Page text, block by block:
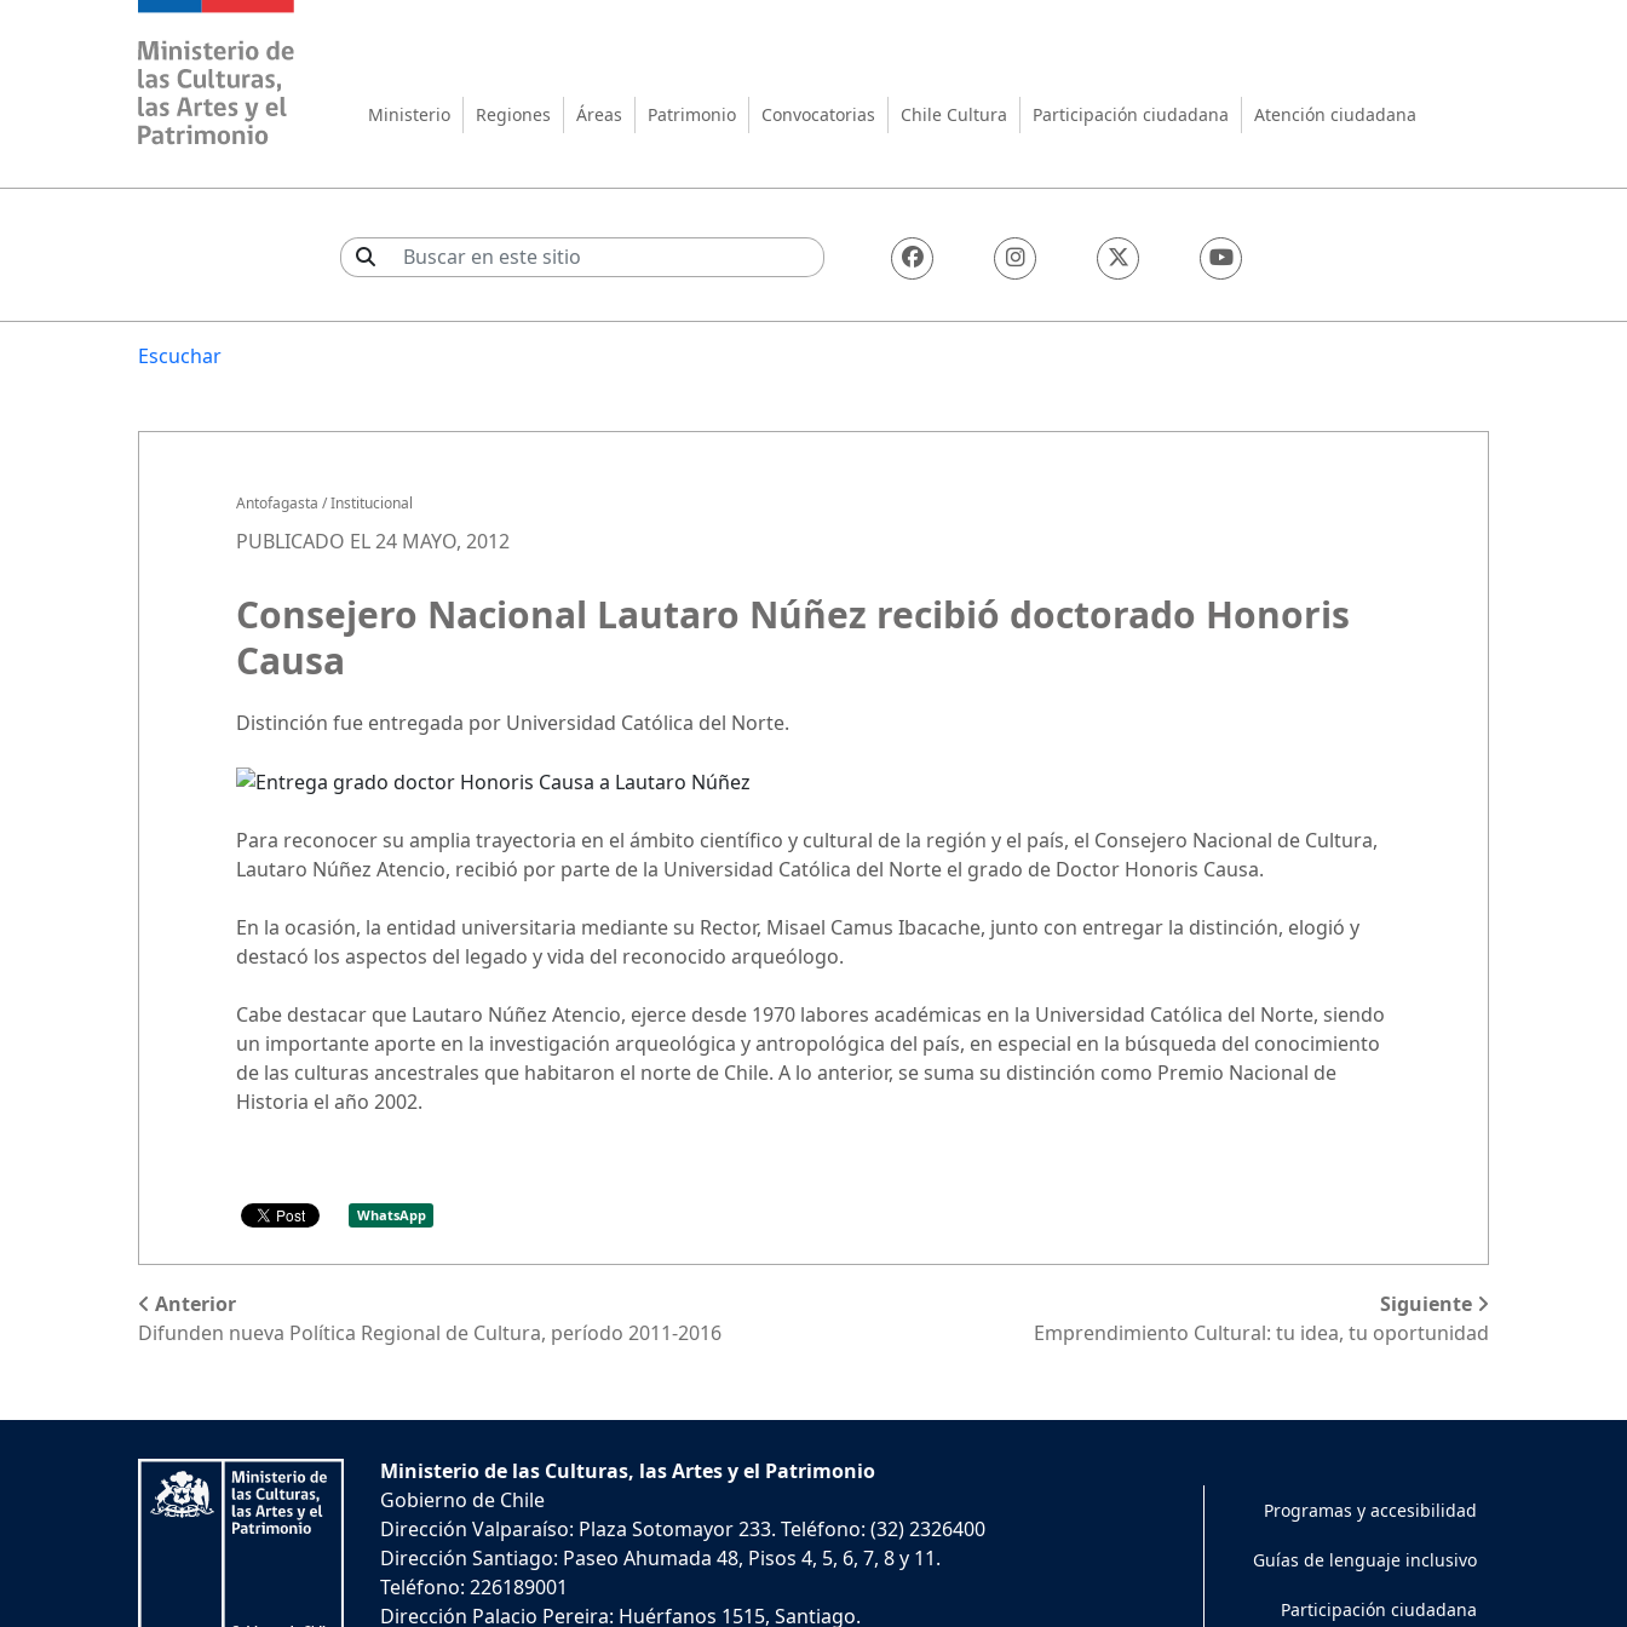
Ministerio de las Culturas, las Artes y el Patrimonio
Ministerio Regiones Áreas Patrimonio Convocatorias Chile Cultura Participación ciudadana Atención ciudadana
Escuchar
Antofagasta /Institucional
PUBLICADO EL 24 MAYO, 2012
Consejero Nacional Lautaro Núñez recibió doctorado Honoris
Causa
Distinción fue entregada por Universidad Católica del Norte.
Para reconocer su amplia trayectoria en el ámbito científico y cultural de la región y el país, el Consejero Nacional de Cultura,
Lautaro Núñez Atencio, recibió por parte de la Universidad Católica del Norte el grado de Doctor Honoris Causa.
En la ocasión, la entidad universitaria mediante su Rector, Misael Camus Ibacache, junto con entregar la distinción, elogió y
destacó los aspectos del legado y vida del reconocido arqueólogo.
Cabe destacar que Lautaro Núñez Atencio, ejerce desde 1970 labores académicas en la Universidad Católica del Norte, siendo
un importante aporte en la investigación arqueológica y antropológica del país, en especial en la búsqueda del conocimiento
de las culturas ancestrales que habitaron el norte de Chile. A lo anterior, se suma su distinción como Premio Nacional de
Historia el año 2002.
WhatsApp
Anterior
Difunden nueva Política Regional de Cultura, período 2011-2016
Siguiente
Emprendimiento Cultural: tu idea, tu oportunidad
Ministerio de las Culturas, las Artes y el Patrimonio
Gobierno de Chile
Dirección Valparaíso: Plaza Sotomayor 233. Teléfono: (32) 2326400
Dirección Santiago: Paseo Ahumada 48, Pisos 4, 5, 6, 7, 8 y 11.
Teléfono: 226189001
Dirección Palacio Pereira: Huérfanos 1515, Santiago.
Programas y accesibilidad
Guías de lenguaje inclusivo
Participación ciudadana